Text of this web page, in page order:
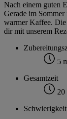
Nach einem guten
Gerade im
warmer Kaffee.
dir mit unserem
5
Gesamtzeit
20
Schwierigkeit